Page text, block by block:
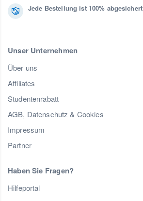
Jede Bestellung ist 100% abgesichert
Unser Unternehmen
Über uns
Affiliates
Studentenrabatt
AGB, Datenschutz & Cookies
Impressum
Partner
Haben Sie Fragen?
Hilfeportal